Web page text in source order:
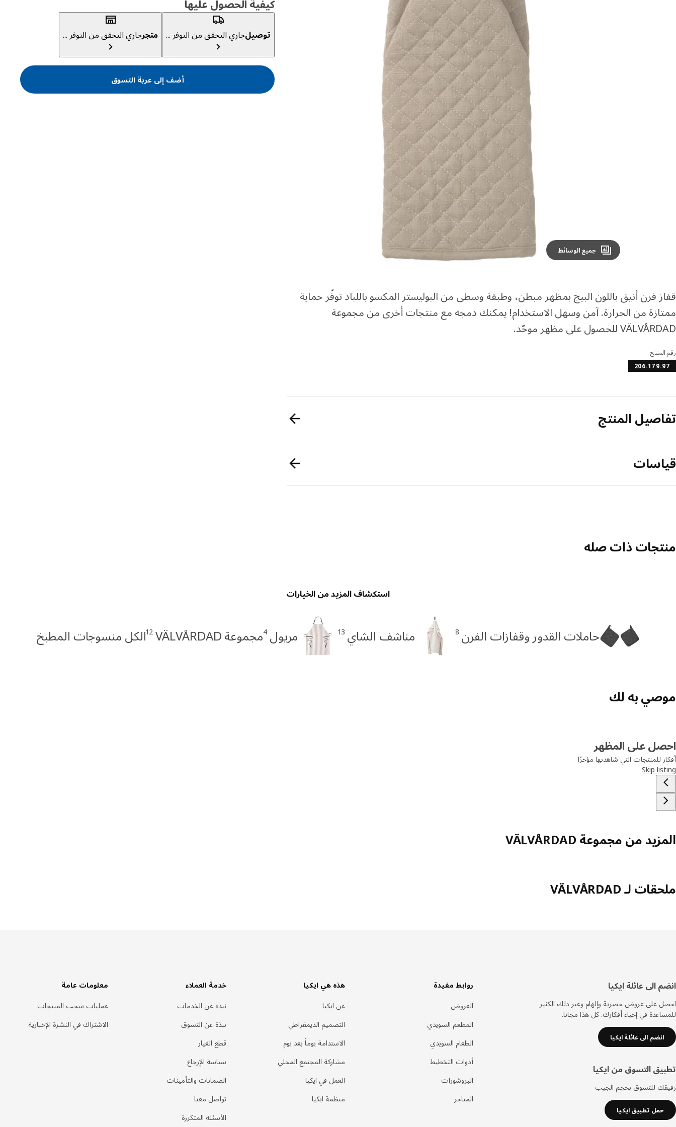
Image zoomed out, normal view
جميع الوسائط
كيفية الحصول عليها
توصيلجاري التحقق من التوفر ... متجرجاري التحقق من التوفر ...
أضف إلى عربة التسوق
قفاز فرن أنيق باللون البيج بمظهر مبطن، وطبقة وسطى من البوليستر المكسو باللباد توفّر حماية
ممتازة من الحرارة. آمن وسهل الاستخدام! يمكنك دمجه مع منتجات أخرى من مجموعة
VÄLVÅRDAD للحصول على مظهر موحّد.
رقم المنتج
206.179.97
تفاصيل المنتج
قياسات
منتجات ذات صله
استكشاف المزيد من الخيارات
حاملات القدور وقفازات الفرن 8 مناشف الشاي 13 مريول 4مجموعة VÄLVÅRDAD 12الكل منسوجات المطبخ
موصي به لك
احصل على المظهر
أفكار للمنتجات التي شاهدتها مؤخرًا
Skip listing
المزيد من مجموعة VÄLVÅRDAD
ملحقات لـ VÄLVÅRDAD
أسفل
الصفحة
انضم الى عائلة ايكيا
احصل على عروض حصرية وإلهام وغير ذلك الكثير
للمساعدة في إحياء أفكارك. كل هذا مجانا.
انضم الى عائلة ايكيا
تطبيق التسوق من ايكيا
رفيقك للتسوق بحجم الجيب
حمل تطبيق ايكيا
روابط مفيدة
العروض
المطعم السويدي
الطعام السويدي
أدوات التخطيط
البروشورات
المتاجر
هذه هي ايكيا
عن ايكيا
التصميم الديمقراطي
الاستدامة يوماً بعد يوم
مشاركة المجتمع المحلي
العمل في ايكيا
منظمة ايكيا
خدمة العملاء
نبذة عن الخدمات
نبذة عن التسوق
قطع الغيار
سياسة الإرجاع
الضمانات والتأمينات
تواصل معنا
الأسئلة المتكررة
معلومات عامة
عمليات سحب المنتجات
الاشتراك في النشرة الإخبارية